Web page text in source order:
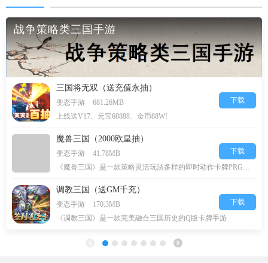
战争策略类三国手游
三国将无双（送充值永抽）
变态手游
681.26MB
上线送V17、元宝68888、金币88W!
下载
魔兽三国（2000欧皇抽）
变态手游
41.78MB
《魔兽三国》是一款策略灵活玩法多样的即时动作卡牌PRG游戏，
下载
调教三国（送GM千充）
变态手游
170.3MB
《调教三国》是一款完美融合三国历史的Q版卡牌手游
下载